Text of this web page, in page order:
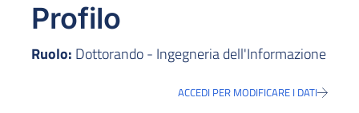
Profilo
Ruolo: Dottorando - Ingegneria dell'Informazione
ACCEDI PER MODIFICARE I DATI